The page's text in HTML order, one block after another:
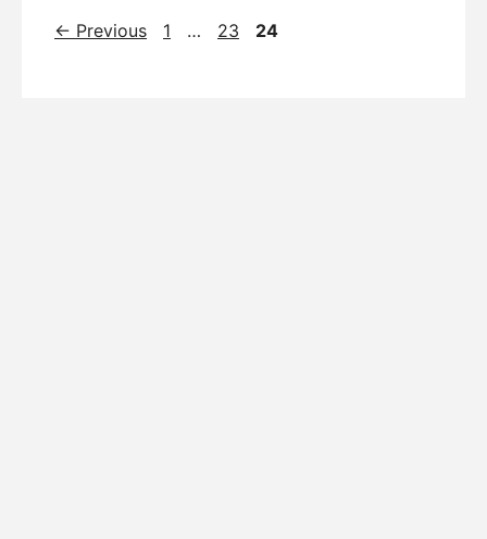
← Previous Page
1 … Page
23 Page
24